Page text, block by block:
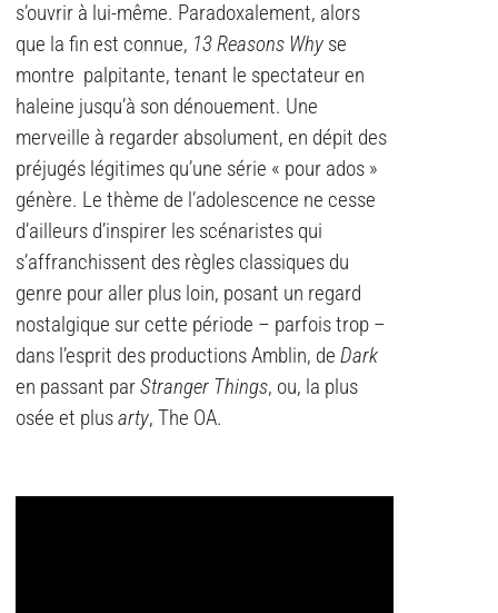
s’ouvrir à lui-même. Paradoxalement, alors
que la fin est connue, 13 Reasons Why se
montre palpitante, tenant le spectateur en
haleine jusqu’à son dénouement. Une
merveille à regarder absolument, en dépit des
préjugés légitimes qu’une série « pour ados »
génère. Le thème de l’adolescence ne cesse
d’ailleurs d’inspirer les scénaristes qui
s’affranchissent des règles classiques du
genre pour aller plus loin, posant un regard
nostalgique sur cette période – parfois trop –
dans l’esprit des productions Amblin, de Dark
en passant parStranger Things, ou, la plus
osée et plusarty, The OA.